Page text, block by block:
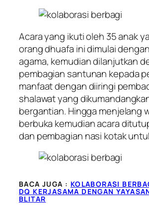
Acara yang ikuti oleh 35 anak
orang dhuafa ini dimulai
agama, kemudian dilanjutkan
pembagian santunan kepada
manfaat dengan diiringi
shalawat yang
bergantian. Hingga menjelang
berbuka kemudian acara
dan pembagian nasi kotak
BACA JUGA : KOLABORASI
DQ KERJASAMA DENGAN
BLITAR